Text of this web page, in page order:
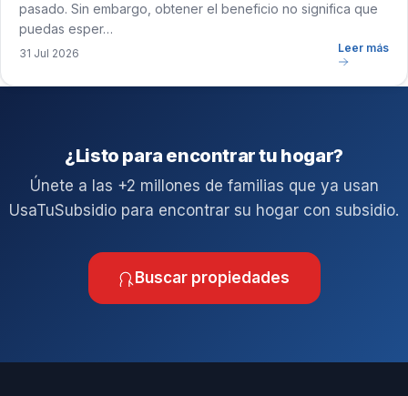
pasado. Sin embargo, obtener el beneficio no significa que
puedas esper…
31 Jul 2026 Leer más
¿Listo para encontrar tu hogar?
Únete a las +2 millones de familias que ya usan
UsaTuSubsidio para encontrar su hogar con subsidio.
Buscar propiedades